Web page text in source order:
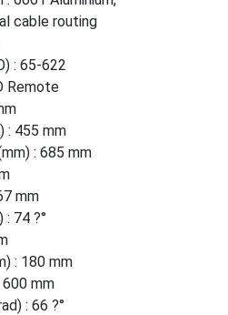
cable routing
: 65-622
Remote
: 455 mm
: 685 mm
mm
: 74 ?°
: 180 mm
mm
: 66 ?°